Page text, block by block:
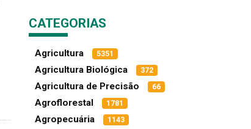
CATEGORIAS
Agricultura 5351
Agricultura Biológica 372
Agricultura de Precisão 66
Agroflorestal 1781
Agropecuária 1143